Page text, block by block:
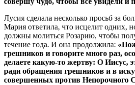
Лусия сделала несколько просьб за
Мария ответила, что исцелит одних,
должны молиться Розарию, чтобы
течение года. И она продолжила:
грешников и говорите много раз,
делаете какую-то жертву: О Иисус,
ради обращения грешников и в
совершенных против Непорочного